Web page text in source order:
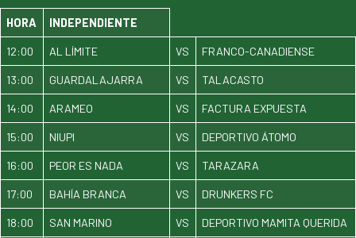
HORA INDEPENDIENTE
12:00 AL LÍMITE VS FRANCO-CANADIENSE
13:00 GUARDALAJARRA VS TALACASTO
14:00 ARAMEO VS FACTURA EXPUESTA
15:00 NIUPI VS DEPORTIVO ÁTOMO
16:00 PEOR ES NADA VS TARAZARA
17:00 BAHÍA BRANCA VS DRUNKERS FC
18:00 SAN MARINO VS DEPORTIVO MAMITA QUERIDA